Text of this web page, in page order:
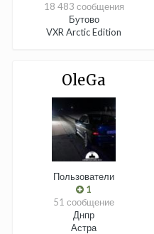
18 483 сообщения
Бутово
VXR Arctic Edition
OleGa
Пользователи
1
51 сообщение
Днпр
Астра